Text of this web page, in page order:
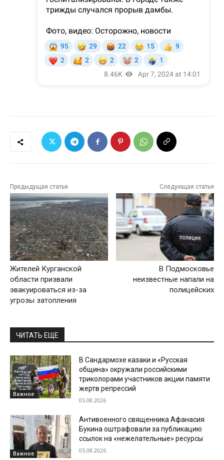
Предыдущая статья
Жителей Курганской
области призвали
эвакуироваться из-за
угрозы затопления
Следующая статья
В Подмосковье
неизвестные напали на
полицейских
ЧИТАТЬ ЕЩЕ
Важное
В Сандармохе казаки и «Русская
община» окружали российскими
триколорами участников акции памяти
жертв репрессий
05.08.2026
Важное
Антивоенного священника Афанасия
Букина оштрафовали за публикацию
ссылок на «нежелательные» ресурсы
05.08.2026